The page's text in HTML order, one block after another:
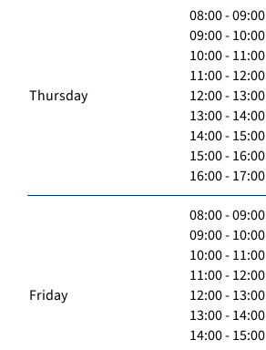
Thursday
08:00 - 09:00
09:00 - 10:00
10:00 - 11:00
11:00 - 12:00
12:00 - 13:00
13:00 - 14:00
14:00 - 15:00
15:00 - 16:00
16:00 - 17:00
Friday
08:00 - 09:00
09:00 - 10:00
10:00 - 11:00
11:00 - 12:00
12:00 - 13:00
13:00 - 14:00
14:00 - 15:00